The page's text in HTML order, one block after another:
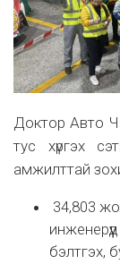
Доктор Авто
тус хүргэх
амжилттай
34,803
бэлтгэх,